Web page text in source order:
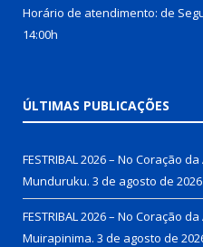
Horário de atendimento: de
14:00h
ÚLTIMAS PUBLICAÇÕES
FESTRIBAL 2026 – No Coração
Munduruku. 3 de agosto de 2026
FESTRIBAL 2026 – No Coração
Muirapinima. 3 de agosto de